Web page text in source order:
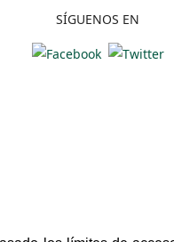
SÍGUENOS EN